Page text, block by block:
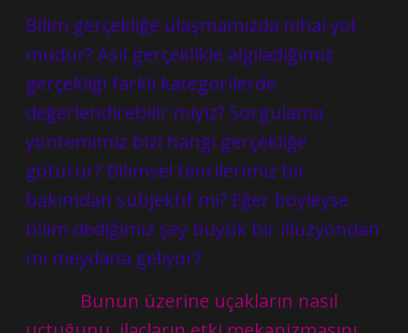
Bilim gerçekliğe ulaşmamızda nihai yol
mudur? Asıl gerçeklikle algıladığımız
gerçekliği farklı kategorilerde
değerlendirebilir miyiz? Sorgulama
yöntemimiz bizi hangi gerçekliğe
götürür? Bilimsel teorilerimiz bir
bakımdan sübjektif mi? Eğer böyleyse
bilim dediğimiz şey büyük bir illüzyondan
mı meydana geliyor?
Bunun üzerine uçakların nasıl